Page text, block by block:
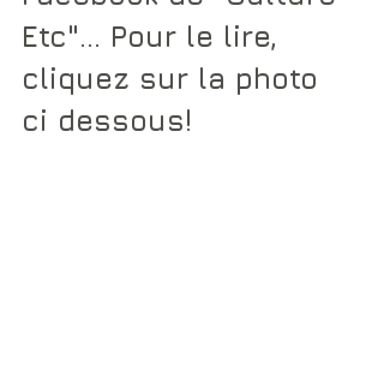
Etc"... Pour le lire,
cliquez sur la photo
ci dessous!